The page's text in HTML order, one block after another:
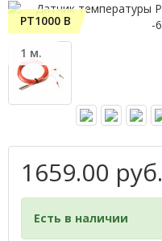
PT1000 B
1 м.
1659.00 руб.
Есть в наличии